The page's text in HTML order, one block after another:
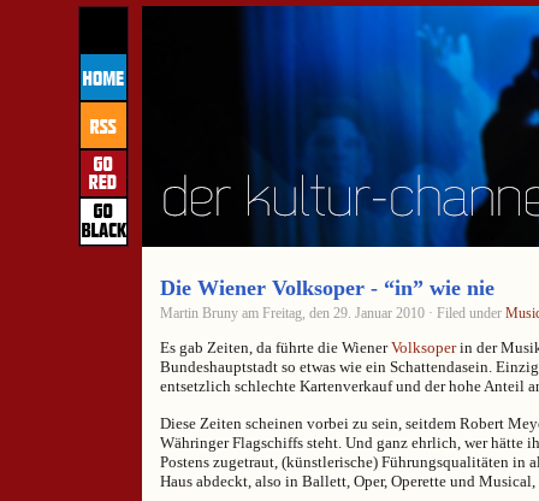
Die Wiener Volksoper - “in” wie nie
Martin Bruny am Freitag, den 29. Januar 2010 · Filed under
Es gab Zeiten, da führte die WienerVolksoperin der
Bundeshauptstadt so etwas wie ein Schattendasein.
entsetzlich schlechte Kartenverkauf und der hohe Anteil
Diese Zeiten scheinen vorbei zu sein, seitdem Robert
Währinger Flagschiffs steht. Und ganz ehrlich, wer hätte
Postens zugetraut, (künstlerische) Führungsqualitäten in
Haus abdeckt, also in Ballett, Oper, Operette und Musical,